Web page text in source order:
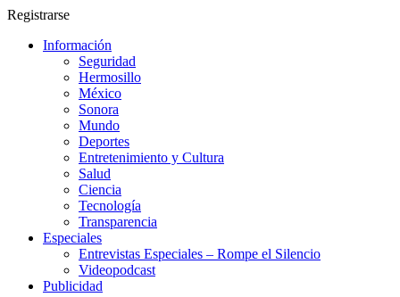
Registrarse
Información
Seguridad
Hermosillo
México
Sonora
Mundo
Deportes
Entretenimiento y Cultura
Salud
Ciencia
Tecnología
Transparencia
Especiales
Entrevistas Especiales – Rompe el Silencio
Videopodcast
Publicidad